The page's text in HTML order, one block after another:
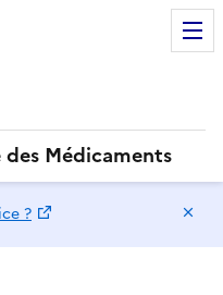
des Médicaments
?